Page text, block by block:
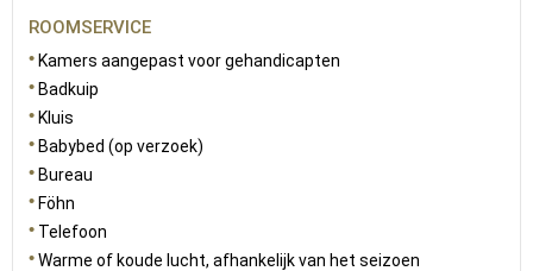
ROOMSERVICE
Kamers aangepast voor gehandicapten
Badkuip
Kluis
Babybed (op verzoek)
Bureau
Föhn
Telefoon
Warme of koude lucht, afhankelijk van het seizoen